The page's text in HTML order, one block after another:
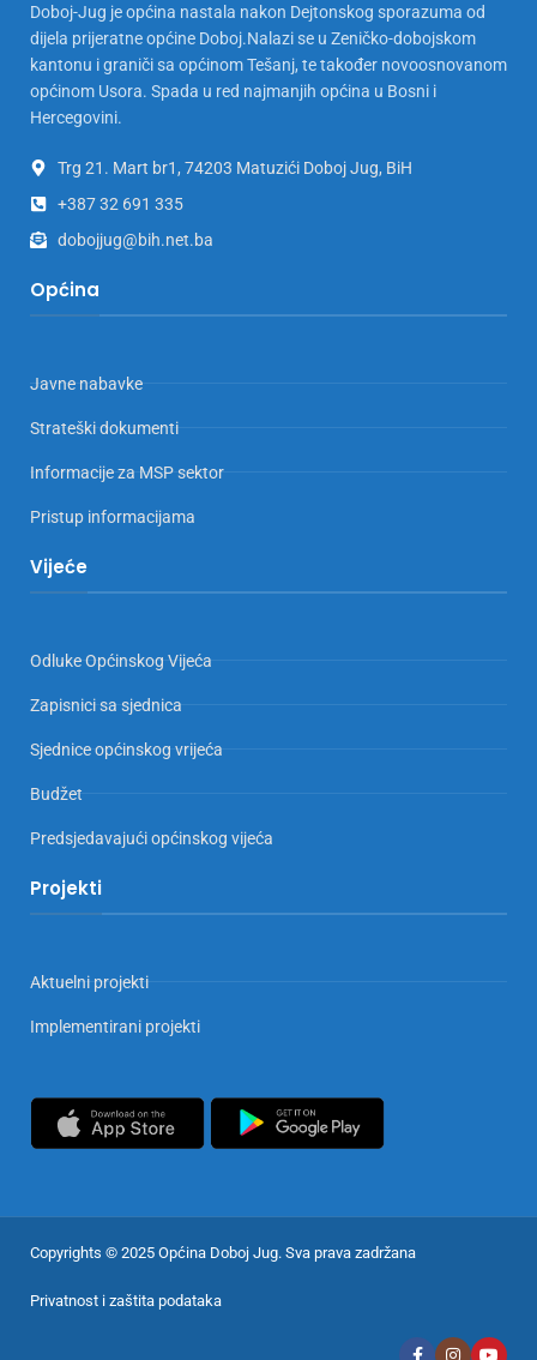
Doboj-Jug je općina nastala nakon Dejtonskog sporazuma od
dijela prijeratne općine Doboj.Nalazi se u Zeničko-dobojskom
kantonu i graniči sa općinom Tešanj, te također novoosnovanom
općinom Usora. Spada u red najmanjih općina u Bosni i
Hercegovini.
Trg 21. Mart br1, 74203 Matuzići Doboj Jug, BiH
+387 32 691 335
dobojjug@bih.net.ba
Općina
Javne nabavke
Strateški dokumenti
Informacije za MSP sektor
Pristup informacijama
Vijeće
Odluke Općinskog Vijeća
Zapisnici sa sjednica
Sjednice općinskog vrijeća
Budžet
Predsjedavajući općinskog vijeća
Projekti
Aktuelni projekti
Implementirani projekti
Copyrights © 2025 Općina Doboj Jug. Sva prava zadržana
Privatnost i zaštita podataka